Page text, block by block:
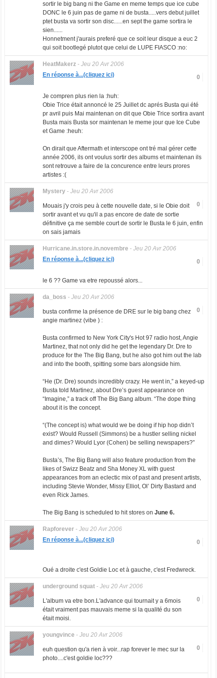
sortir le big bang ni the Game en meme temps que ice cube
DONC le 6 juin pas de game ni de busta.....vers debut juillet
ptet busta va sortir son disc......en sept the game sortira le
sien......
Honnetment j'aurais preferé que ce soit leur disque a euc 2
qui soit bootlegé plutot que celui de LUPE FIASCO :no:
HeatMakerz- Jeu 20 Avr 2006
0
En réponse à...(cliquez ici)
Je compren plus rien la :huh:
Obie Trice était annoncé le 25 Juillet dc aprés Busta qui été
pr avril puis Mai maintenan on dit que Obie Trice sortira avant
Busta mais Busta sor maintenan le meme jour que Ice Cube
et Game :heuh:
On dirait que Aftermath et interscope ont tré mal gérer cette
année 2006, ils ont voulus sortir des albums et maintenan ils
sont retrouve a faire de la concurence entre leurs prores
artistes :(
Mystery- Jeu 20 Avr 2006
0
Mouais j'y crois peu à cette nouvelle date, si le Obie doit
sortir avant et vu qu'il a pas encore de date de sortie
définitive ça me semble court de sortir le Busta le 6 juin, enfin
on sais jamais
Hurricane.in.store.in.novembre - Jeu 20 Avr 2006
0
En réponse à...(cliquez ici)
le 6 ?? Game va etre repoussé alors...
da_boss - Jeu 20 Avr 2006
0
busta confirme la présence de DRE sur le big bang chez
angie martinez (vibe ) :
Busta confirmed to New York City's Hot 97 radio host, Angie
Martinez, that not only did he get the legendary Dr. Dre to
produce for the The Big Bang, but he also got him out the lab
and into the booth, spitting some bars alongside him.
“He (Dr. Dre) sounds incredibly crazy. He went in,” a keyed-up
Busta told Martinez, about Dre’s guest appearance on
“Imagine,” a track off The Big Bang album. “The dope thing
about it is the concept.
“(The concept is) what would we be doing if hip hop didn’t
exist? Would Russell (Simmons) be a hustler selling nickel
and dimes? Would Lyor (Cohen) be selling newspapers?”
Busta’s, The Big Bang will also feature production from the
likes of Swizz Beatz and Sha Money XL with guest
appearances from an eclectic mix of past and present artists,
including Stevie Wonder, Missy Elliot, Ol’ Dirty Bastard and
even Rick James.
The Big Bang is scheduled to hit stores on June 6.
Rapforever- Jeu 20 Avr 2006
0
En réponse à...(cliquez ici)
Oué a droite c'est Goldie Loc et à gauche, c'est Fredwreck.
underground squat- Jeu 20 Avr 2006
0
L'album va etre bon.L'advance qui tournait y a 6mois
était vraiment pas mauvais meme si la qualité du son
était moisi.
youngvince - Jeu 20 Avr 2006
0
euh question qu'a rien à voir...rap forever le mec sur la
photo....c'est goldie loc???